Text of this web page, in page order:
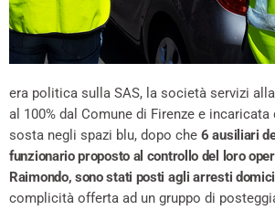
era politica sulla SAS, la società servizi
al 100% dal Comune di Firenze e
sosta negli spazi blu, dopo che 6 ausiliari
funzionario proposto al controllo del loro
Raimondo, sono stati posti agli arresti
complicità offerta ad un gruppo di